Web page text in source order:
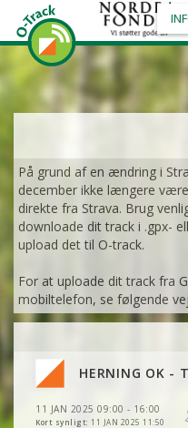
På grund af en ændring i
december ikke længere
direkte fra Strava. Brug
downloade dit track i .gpx-
upload det til O-track.
For at uploade dit track fra
mobiltelefon, se følgende
HERNING OK -
11 JAN 2025 09:00 - 16:00
Kort synligt: 11 JAN 2025 11:50